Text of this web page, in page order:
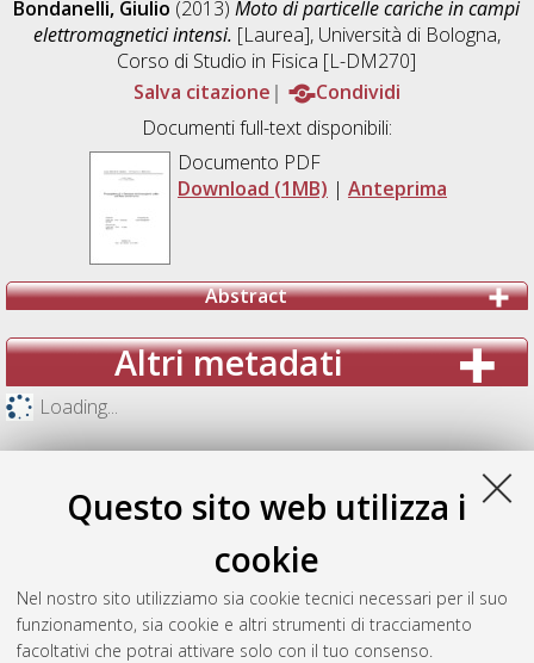
Questo sito web utilizza i
cookie
Nel nostro sito utilizziamo sia cookie tecnici necessari per il suo
funzionamento, sia cookie e altri strumenti di tracciamento
facoltativi che potrai attivare solo con il tuo consenso.
Bondanelli, Giulio (2013)Moto di particelle cariche in campi
elettromagnetici intensi. [Laurea], Università di Bologna,
Corso di Studio in Fisica [L-DM270]
Salva citazione
Condividi
Documenti full-text disponibili:
Documento PDF
Download (1MB) | Anteprima
Abstract
Altri metadati
Loading...